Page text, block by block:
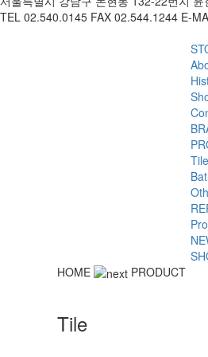
TEL 02.540.0145 FAX 02.544.1244 E-
Tile
HOME
PRODUCT
Tile